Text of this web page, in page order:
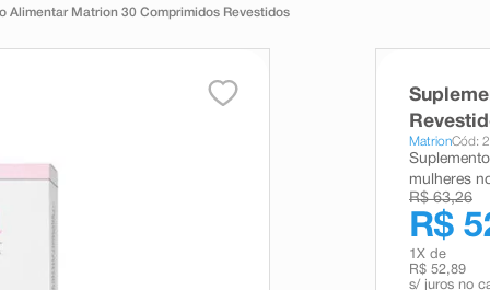
Alimentar Matrion 30 Comprimidos Revestidos
MatrionCód:
mulheres
R$ 63,26
R$
1 X de
R$ 52,89
s/ juros no